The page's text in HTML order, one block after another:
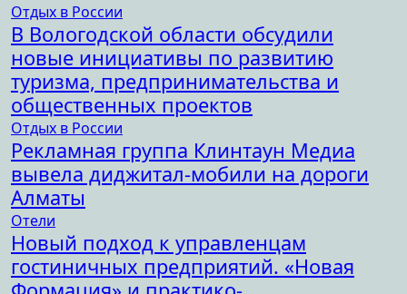
Отдых в России
В Вологодской области обсудили
новые инициативы по развитию
туризма, предпринимательства и
общественных проектов
Отдых в России
Рекламная группа Клинтаун Медиа
вывела диджитал-мобили на дороги
Алматы
Отели
Новый подход к управленцам
гостиничных предприятий. «Новая